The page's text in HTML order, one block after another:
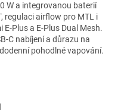
W a integrovanou baterií
regulaci airflow pro MTL i
Plus a E-Plus Dual Mesh.
C nabíjení a důrazu na
pohodlné vapování.